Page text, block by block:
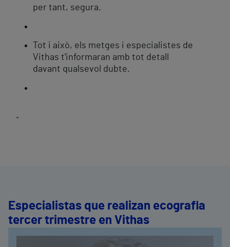
per tant, segura.
Tot i això, els metges i especialistes de
Vithas t'informaran amb tot detall
davant qualsevol dubte.
"
Especialistas que realizan ecografia
tercer trimestre en Vithas